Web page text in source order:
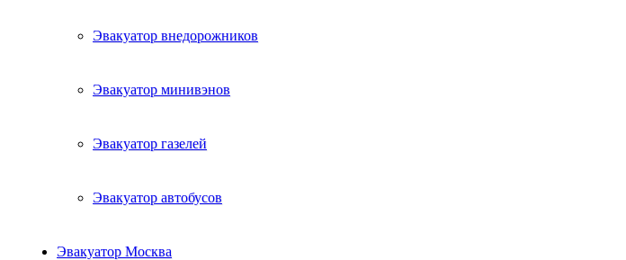
Эвакуатор внедорожников
Эвакуатор минивэнов
Эвакуатор газелей
Эвакуатор автобусов
Эвакуатор Москва